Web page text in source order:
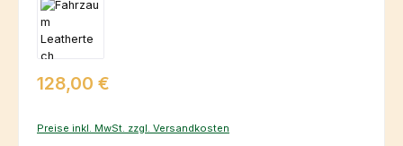
Regulärer Preis:
128,00 €
Preise inkl. MwSt. zzgl. Versandkosten